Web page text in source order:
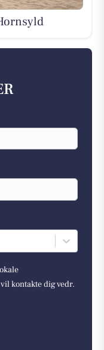
kontakte dig vedr.